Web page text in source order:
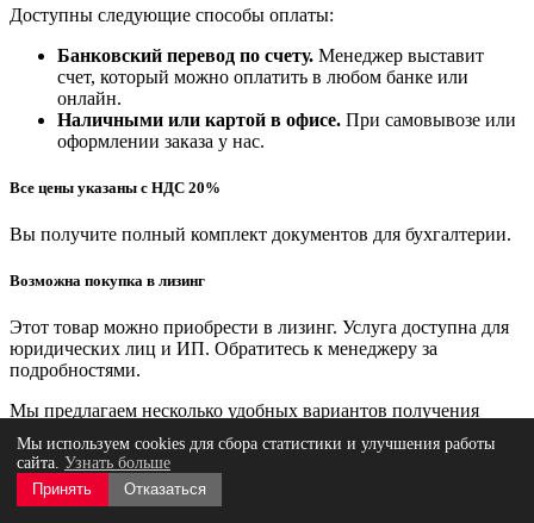
Доступны следующие способы оплаты:
Банковский перевод по счету. Менеджер выставит
счет, который можно оплатить в любом банке или
онлайн.
Наличными или картой в офисе. При самовывозе или
оформлении заказа у нас.
Все цены указаны с НДС 20%
Вы получите полный комплект документов для бухгалтерии.
Возможна покупка в лизинг
Этот товар можно приобрести в лизинг. Услуга доступна для
юридических лиц и ИП. Обратитесь к менеджеру за
подробностями.
Мы предлагаем несколько удобных вариантов получения
Самовывоз (бесплатно)
Мы используем cookies для сбора статистики и улучшения работы
сайта. Узнать больше
Принять
Отказаться